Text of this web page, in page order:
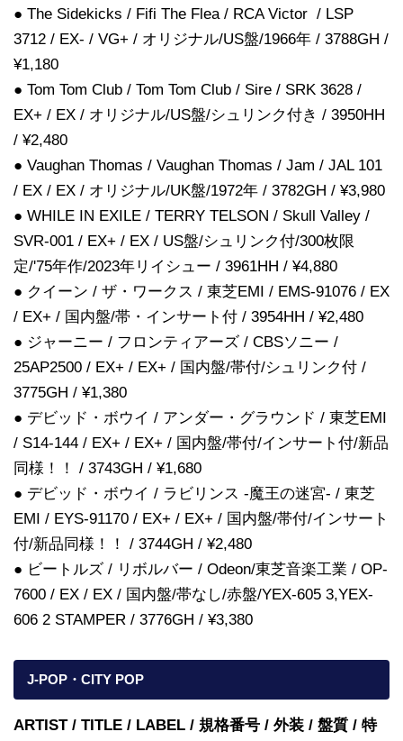
● The Sidekicks / Fifi The Flea / RCA Victor / LSP
3712 / EX- / VG+ / オリジナル/US盤/1966年 / 3788GH /
¥1,180
● Tom Tom Club / Tom Tom Club / Sire / SRK 3628 /
EX+ / EX / オリジナル/US盤/シュリンク付き / 3950HH
/ ¥2,480
● Vaughan Thomas / Vaughan Thomas / Jam / JAL 101
/ EX / EX / オリジナル/UK盤/1972年 / 3782GH / ¥3,980
● WHILE IN EXILE / TERRY TELSON / Skull Valley /
SVR-001 / EX+ / EX / US盤/シュリンク付/300枚限
定/'75年作/2023年リイシュー / 3961HH / ¥4,880
● クイーン / ザ・ワークス / 東芝EMI / EMS-91076 / EX
/ EX+ / 国内盤/帯・インサート付 / 3954HH / ¥2,480
● ジャーニー / フロンティアーズ / CBSソニー /
25AP2500 / EX+ / EX+ / 国内盤/帯付/シュリンク付 /
3775GH / ¥1,380
● デビッド・ボウイ / アンダー・グラウンド / 東芝EMI
/ S14-144 / EX+ / EX+ / 国内盤/帯付/インサート付/新品
同様！！ / 3743GH / ¥1,680
● デビッド・ボウイ / ラビリンス -魔王の迷宮- / 東芝
EMI / EYS-91170 / EX+ / EX+ / 国内盤/帯付/インサート
付/新品同様！！ / 3744GH / ¥2,480
● ビートルズ / リボルバー / Odeon/東芝音楽工業 / OP-
7600 / EX / EX / 国内盤/帯なし/赤盤/YEX-605 3,YEX-
606 2 STAMPER / 3776GH / ¥3,380
J-POP・CITY POP
ARTIST / TITLE / LABEL / 規格番号 / 外装 / 盤質 / 特